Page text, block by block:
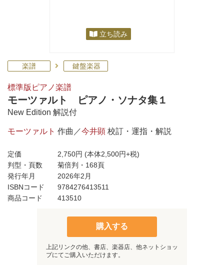
立ち読み
楽譜 鍵盤楽器
標準版ピアノ楽譜
モーツァルト ピアノ・ソナタ集１
New Edition 解説付
モーツァルト 作曲／今井顕 校訂・運指・解説
定価 2,750円 (本体2,500円+税)
判型・頁数
菊倍判・168頁
発行年月
2026年2月
ISBNコード
9784276413511
商品コード
413510
購入する
上記リンクの他、書店、楽器店、他ネットショッ
プにてご購入いただけます。